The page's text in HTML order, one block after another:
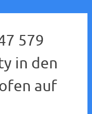
579
in den
auf